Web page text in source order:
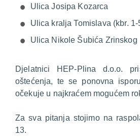
Ulica Josipa Kozarca
Ulica kralja Tomislava (kbr. 1-
Ulica Nikole Šubića Zrinskog
Djelatnici HEP-Plina d.o.o.
oštećenja, te se ponovna
očekuje u najkraćem mogućem
Za sva pitanja stojimo na
13.